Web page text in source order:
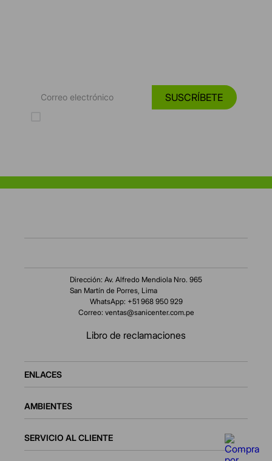
SUSCRÍBETE
Dirección: Av. Alfredo Mendiola Nro. 965
San Martín de Porres, Lima
WhatsApp: +51 968 950 929
Correo: ventas@sanicenter.com.pe
Libro de reclamaciones
ENLACES
AMBIENTES
SERVICIO AL CLIENTE